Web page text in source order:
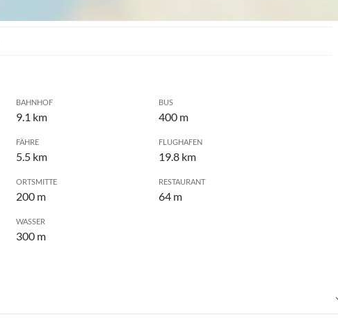
BAHNHOF
9.1 km
BUS
400 m
FÄHRE
5.5 km
FLUGHAFEN
19.8 km
ORTSMITTE
200 m
RESTAURANT
64 m
WASSER
300 m